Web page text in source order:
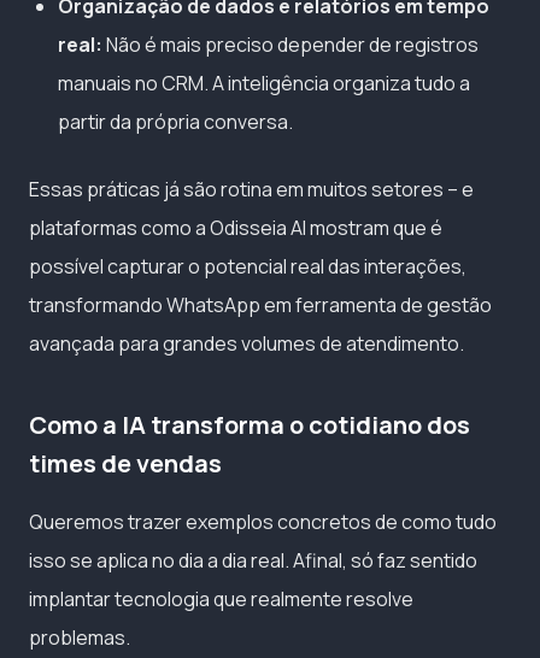
Organização de dados e relatórios em tempo
real: Não é mais preciso depender de registros
manuais no CRM. A inteligência organiza tudo a
partir da própria conversa.
Essas práticas já são rotina em muitos setores – e
plataformas como a Odisseia AI mostram que é
possível capturar o potencial real das interações,
transformando WhatsApp em ferramenta de gestão
avançada para grandes volumes de atendimento.
Como a IA transforma o cotidiano dos
times de vendas
Queremos trazer exemplos concretos de como tudo
isso se aplica no dia a dia real. Afinal, só faz sentido
implantar tecnologia que realmente resolve
problemas.